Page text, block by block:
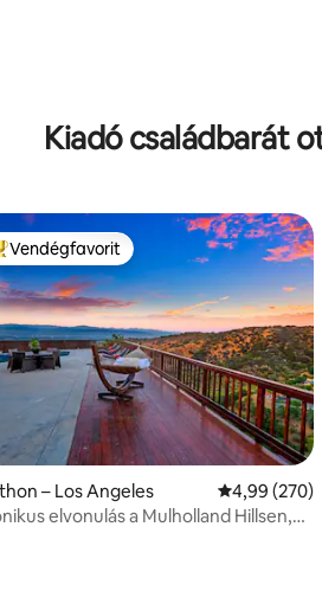
Kiadó családbarát
vendégfavorit
Vendégfavorit
– Los Angeles Átlagos
4,99 (270)
elvonulás a Mulholland Hillsen,